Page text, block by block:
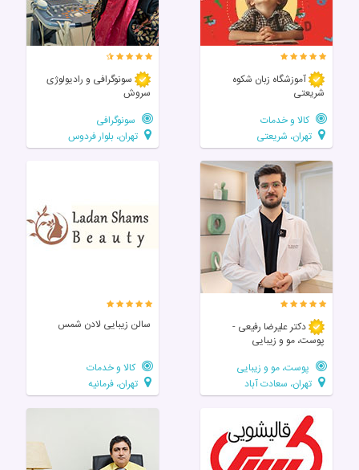
آموزشگاه زبان شکوه
شریعتی
کالا و خدمات
تهران، شریعتی
سونوگرافی و رادیولوژی
سروش
سونوگرافی
تهران، بلوار فردوس
دکتر علیرضا رفیعی -
پوست، مو و زیبایی
پوست، مو و زیبایی
تهران، سعادت آباد
سالن زیبایی لادن شمس
کالا و خدمات
تهران، فرمانیه